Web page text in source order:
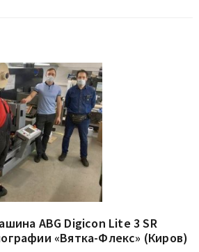
ABG Digicon Lite 3 SR
«Вятка-Флекс» (Киров)